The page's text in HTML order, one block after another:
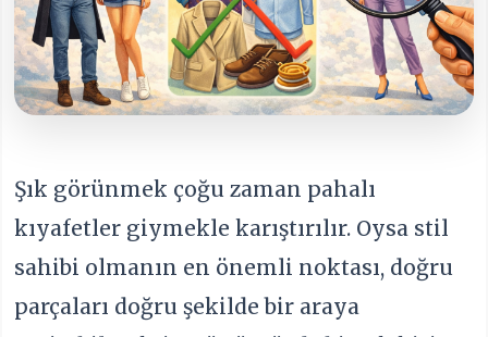
Şık görünmek çoğu zaman pahalı
kıyafetler giymekle karıştırılır. Oysa stil
sahibi olmanın en önemli noktası, doğru
parçaları doğru şekilde bir araya